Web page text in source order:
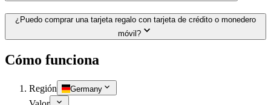
¿Puedo comprar una tarjeta regalo con tarjeta de crédito o monedero
móvil?
Cómo funciona
Región Germany